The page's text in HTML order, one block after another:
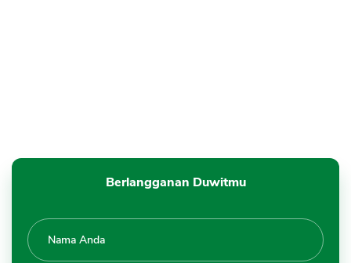
Berlangganan Duwitmu